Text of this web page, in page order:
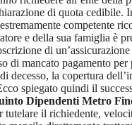
di quota cedibile.
competente
e della sua famiglia è
di un’assicurazione
di mancato pagamento per
decesso, la copertura
spiegato quindi il
Dipendenti Metro
tutelare il richiedente,